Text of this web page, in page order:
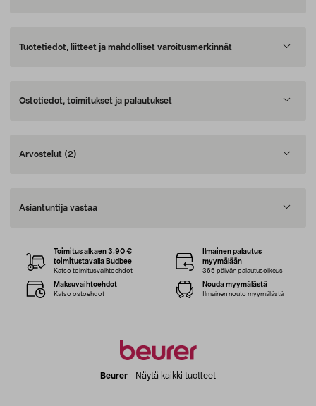
Tuotetiedot, liitteet ja mahdolliset varoitusmerkinnät
Ostotiedot, toimitukset ja palautukset
Arvostelut (2)
Asiantuntija vastaa
Beurer - Näytä kaikki tuotteet
Toimitus alkaen 3,90 €
toimitustavalla Budbee
Katso toimitusvaihtoehdot
Ilmainen palautus
myymälään
365 päivän palautusoikeus
Maksuvaihtoehdot
Katso ostoehdot
Nouda myymälästä
Ilmainen nouto myymälästä